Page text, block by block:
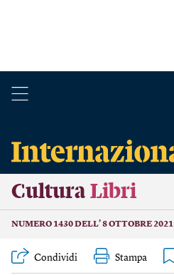
Cultura Libri
NUMERO 1430 DELL’ 8 OTTOBRE 2021
Condividi Stampa